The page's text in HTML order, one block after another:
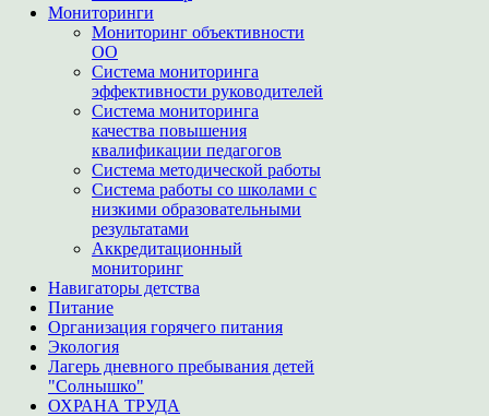
Мониторинги
Мониторинг объективности
ОО
Система мониторинга
эффективности руководителей
Система мониторинга
качества повышения
квалификации педагогов
Система методической работы
Система работы со школами с
низкими образовательными
результатами
Аккредитационный
мониторинг
Навигаторы детства
Питание
Организация горячего питания
Экология
Лагерь дневного пребывания детей
"Солнышко"
ОХРАНА ТРУДА